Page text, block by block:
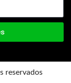
reservados